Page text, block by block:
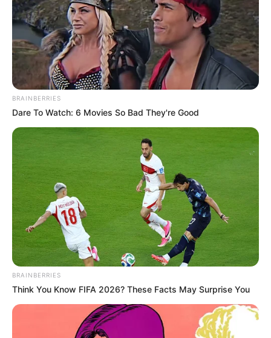
TEMAS RELACIONADOS
DELINCUENCIA
POLICÍA DEL MAGDALENA MEDIO EN
BARRANCABERMEJA
MANTÉNGASE EN ALERTA
Tenemos todas las noticias que le
interesan. Para estar bien informado, por
favor, active las notificaciones de Alerta.
ACTIVAR AHORA
TEMAS DESTACADOS
CIERRES VIALES EN BUCARAMANGA
TRANSVERSAL DEL CARARE
FLORIDABLANCA
LLUVIAS EN SANTANDER
CIERRES VIALES EN SANTANDER
BRAINBERRIES
Dare To Watch: 6 Movies So Bad They're Good
BRAINBERRIES
Think You Know FIFA 2026? These Facts May Surprise You